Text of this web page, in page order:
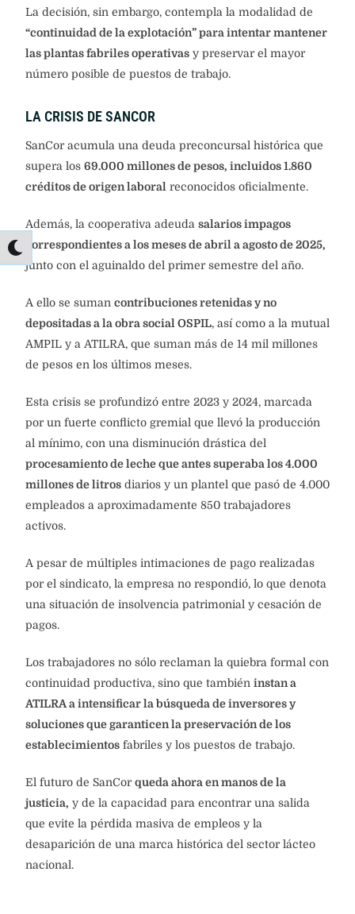
La decisión, sin embargo, contempla la modalidad de
“continuidad de la explotación” para intentar mantener
las plantas fabriles operativas y preservar el mayor
número posible de puestos de trabajo.
LA CRISIS DE SANCOR
SanCor acumula una deuda preconcursal histórica que
supera los 69.000 millones de pesos, incluidos 1.860
créditos de origen laboral reconocidos oficialmente.
Además, la cooperativa adeuda salarios impagos
correspondientes a los meses de abril a agosto de 2025,
junto con el aguinaldo del primer semestre del año.
A ello se suman contribuciones retenidas y no
depositadas a la obra social OSPIL, así como a la mutual
AMPIL y a ATILRA, que suman más de 14 mil millones
de pesos en los últimos meses.
Esta crisis se profundizó entre 2023 y 2024, marcada
por un fuerte conflicto gremial que llevó la producción
al mínimo, con una disminución drástica del
procesamiento de leche que antes superaba los 4.000
millones de litros diarios y un plantel que pasó de 4.000
empleados a aproximadamente 850 trabajadores
activos.
A pesar de múltiples intimaciones de pago realizadas
por el sindicato, la empresa no respondió, lo que denota
una situación de insolvencia patrimonial y cesación de
pagos.
Los trabajadores no sólo reclaman la quiebra formal con
continuidad productiva, sino que también instan a
ATILRA a intensificar la búsqueda de inversores y
soluciones que garanticen la preservación de los
establecimientos fabriles y los puestos de trabajo.
El futuro de SanCorqueda ahora en manos de la
justicia, y de la capacidad para encontrar una salida
que evite la pérdida masiva de empleos y la
desaparición de una marca histórica del sector lácteo
nacional.